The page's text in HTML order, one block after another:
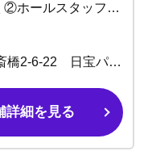
能力給 ④管理職各種 1:日給7,000円～10,000円＋能力給 2:月給20万～40万円＋能力給(社員) ⑤サイト運営スタッフ 応相談
大阪府大阪市中央区東心斎橋2-6-22 日宝パラダイスビル５F
詳細を見る